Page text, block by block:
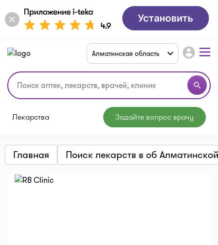
search
Алматинская область account_circle
Лекарства Задайте вопрос врачу
Главная Поиск лекарств в об